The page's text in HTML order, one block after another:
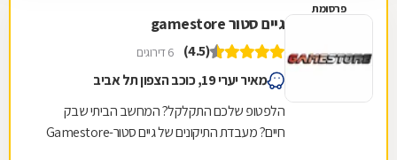
פרסומת
גיים סטור gamestore
(4.5) 6 דירוגים
מאיר יערי 19, כוכב הצפון תל אביב
הלפטופ שלכם התקלקל? המחשב הביתי שבק
חיים? מעבדת התיקונים של גיים סטור-Gamestore